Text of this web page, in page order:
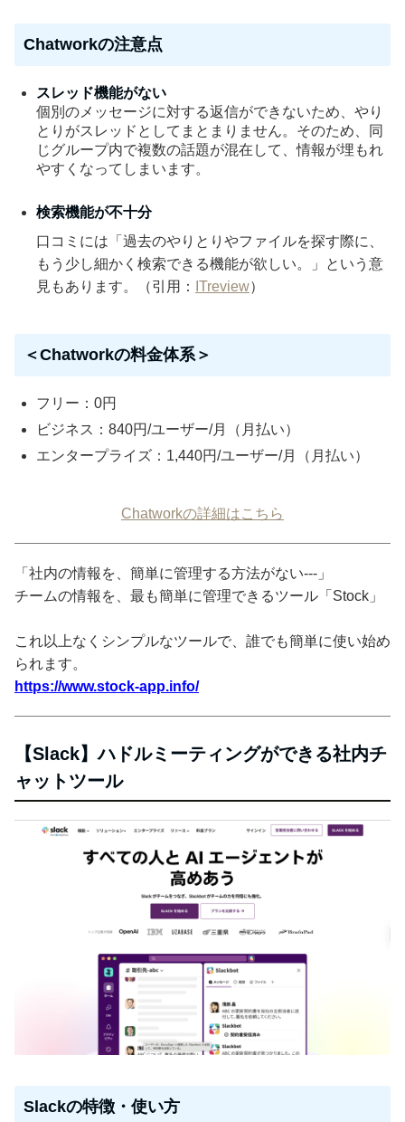
Chatworkの注意点
スレッド機能がない
個別のメッセージに対する返信ができないため、やり
とりがスレッドとしてまとまりません。そのため、同
じグループ内で複数の話題が混在して、情報が埋もれ
やすくなってしまいます。
検索機能が不十分
口コミには「過去のやりとりやファイルを探す際に、
もう少し細かく検索できる機能が欲しい。」という意
見もあります。（引用：
ITreview）
＜Chatworkの料金体系＞
フリー：0円
ビジネス：840円/ユーザー/月（月払い）
エンタープライズ：1,440円/ユーザー/月（月払い）
Chatworkの詳細はこちら
「社内の情報を、簡単に管理する方法がない---」
チームの情報を、最も簡単に管理できるツール「Stock」
これ以上なくシンプルなツールで、誰でも簡単に使い始め
られます。
https://www.stock-app.info/
【Slack】ハドルミーティングができる社内チ
ャットツール
Slackの特徴・使い方